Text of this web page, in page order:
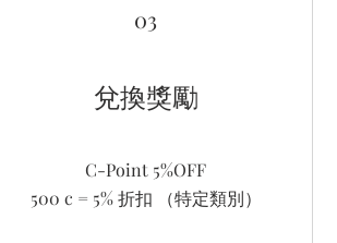
03
兌換獎勵
C-Point 5%OFF
500 c = 5% 折扣 （特定類別）